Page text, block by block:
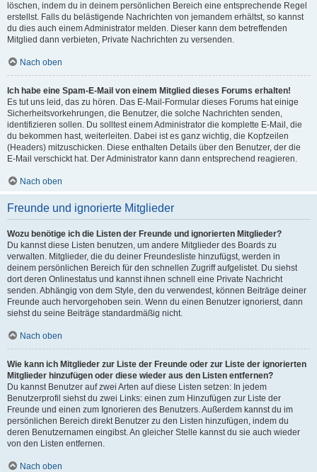
löschen, indem du in deinem persönlichen Bereich eine entsprechende Regel
erstellst. Falls du belästigende Nachrichten von jemandem erhältst, so kannst
du dies auch einem Administrator melden. Dieser kann dem betreffenden
Mitglied dann verbieten, Private Nachrichten zu versenden.
Nach oben
Ich habe eine Spam-E-Mail von einem Mitglied dieses Forums erhalten!
Es tut uns leid, das zu hören. Das E-Mail-Formular dieses Forums hat einige
Sicherheitsvorkehrungen, die Benutzer, die solche Nachrichten senden,
identifizieren sollen. Du solltest einem Administrator die komplette E-Mail, die
du bekommen hast, weiterleiten. Dabei ist es ganz wichtig, die Kopfzeilen
(Headers) mitzuschicken. Diese enthalten Details über den Benutzer, der die
E-Mail verschickt hat. Der Administrator kann dann entsprechend reagieren.
Nach oben
Freunde und ignorierte Mitglieder
Wozu benötige ich die Listen der Freunde und ignorierten Mitglieder?
Du kannst diese Listen benutzen, um andere Mitglieder des Boards zu
verwalten. Mitglieder, die du deiner Freundesliste hinzufügst, werden in
deinem persönlichen Bereich für den schnellen Zugriff aufgelistet. Du siehst
dort deren Onlinestatus und kannst ihnen schnell eine Private Nachricht
senden. Abhängig von dem Style, den du verwendest, können Beiträge deiner
Freunde auch hervorgehoben sein. Wenn du einen Benutzer ignorierst, dann
siehst du seine Beiträge standardmäßig nicht.
Nach oben
Wie kann ich Mitglieder zur Liste der Freunde oder zur Liste der ignorierten
Mitglieder hinzufügen oder diese wieder aus den Listen entfernen?
Du kannst Benutzer auf zwei Arten auf diese Listen setzen: In jedem
Benutzerprofil siehst du zwei Links: einen zum Hinzufügen zur Liste der
Freunde und einen zum Ignorieren des Benutzers. Außerdem kannst du im
persönlichen Bereich direkt Benutzer zu den Listen hinzufügen, indem du
deren Benutzernamen eingibst. An gleicher Stelle kannst du sie auch wieder
von den Listen entfernen.
Nach oben